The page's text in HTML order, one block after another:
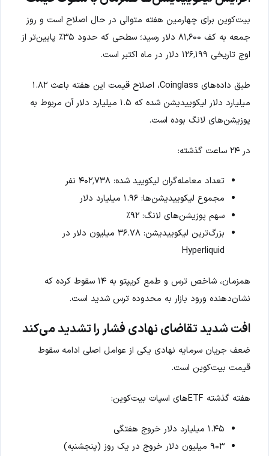
بیت‌کوین برای چهارمین هفته متوالی در حال اصلاح است و روز
جمعه به کف ۸۱٬۶۰۰ دلار رسید؛ سطحی که حدود ۳۵٪ پایین‌تر از
اوج تاریخی ۱۲۶٬۱۹۹ دلار در ماه اکتبر است.
طبق داده‌های Coinglass، اصلاح قیمت این هفته باعث ۱.۸۲
میلیارد دلار لیکوییدیشن شده که ۱.۵ میلیارد دلار آن مربوط به
پوزیشن‌های لانگ بوده است.
در ۲۴ ساعت گذشته:
تعداد معامله‌گران لیکویید شده: ۴۰۲٬۷۳۸ نفر
مجموع لیکوییدیشن‌ها: ۱.۹۶ میلیارد دلار
سهم پوزیشن‌های لانگ: ۹۲٪
بزرگ‌ترین لیکوییدیشن: ۳۶.۷۸ میلیون دلار در
Hyperliquid
همزمان، شاخص ترس و طمع کریپتو به ۱۴ سقوط کرده که
نشان‌دهنده ورود بازار به محدوده ترس شدید است.
افت شدید تقاضای نهادی فشار را تشدید می‌کند
ضعف جریان سرمایه نهادی یکی از عوامل اصلی ادامه سقوط
قیمت بیت‌کوین است.
هفته گذشته ETFهای اسپات بیت‌کوین:
۱.۴۵ میلیارد دلار خروج هفتگی
۹۰۳ میلیون دلار خروج در یک روز (پنجشنبه)